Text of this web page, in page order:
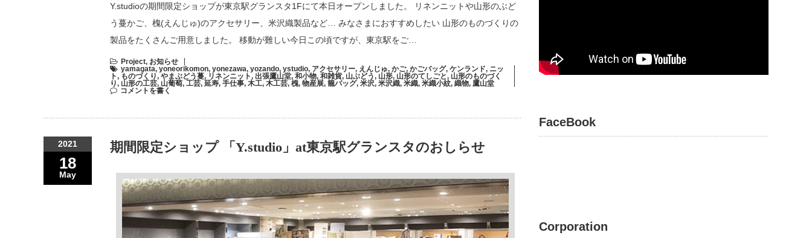
Y.studioの期間限定ショップが東京駅グランスタ1Fにて本日オープンしました。 リネンニットや山形のぶど
う蔓かご、槐(えんじゅ)のアクセサリー、米沢織製品など… みなさまにおすすめしたい 山形のものづくりの
製品をたくさんご用意しました。 移動が難しい今日この頃ですが、東京駅をご…
Project, お知らせ
yamagata, yoneorikomon, yonezawa, yozando, ystudio, アクセサリー, えんじゅ, かご, かごバッグ, ケンランド, ニッ
ト, ものづくり, やまぶどう蔓, リネンニット, 出張鷹山堂, 和小物, 和雑貨, 山ぶどう, 山形, 山形のてしごと, 山形のものづく
り, 山形の工芸, 山葡萄, 工芸, 延寿, 手仕事, 木工, 木工芸, 槐, 物産展, 籠バッグ, 米沢, 米沢織, 米織, 米織小紋, 織物, 鷹山堂
コメントを書く
2021
18
May
期間限定ショップ 「Y.studio」at東京駅グランスタのおしらせ
FaceBook
Corporation